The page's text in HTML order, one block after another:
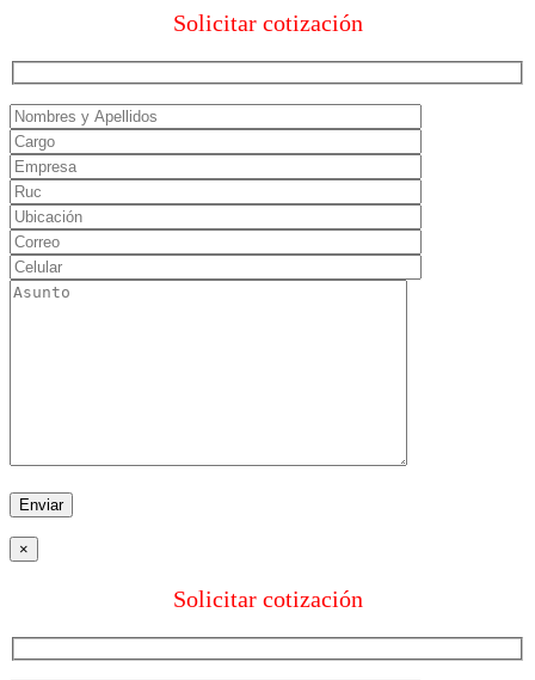
Solicitar cotización
×
Solicitar cotización